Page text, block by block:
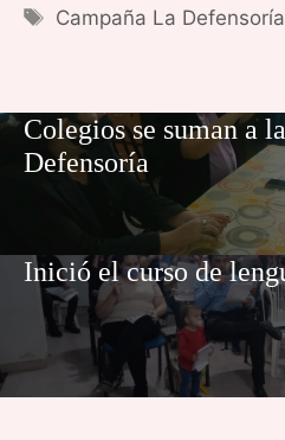
Etiquetas
Campaña La
Colegios se suman a
Defensoría
Inició el curso de